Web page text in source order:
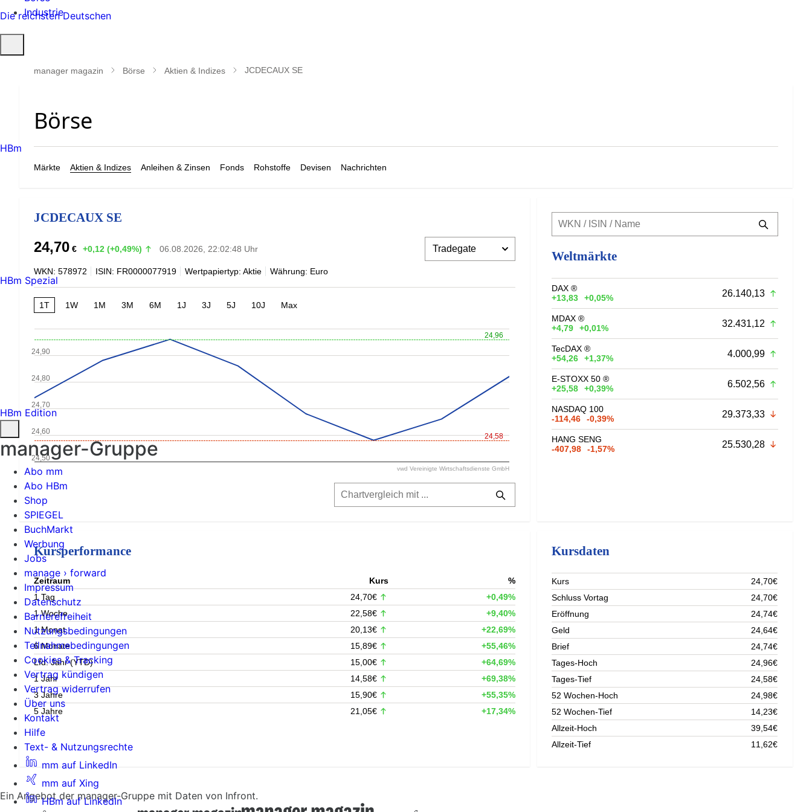
Industrie
öffnen
manager magazin Börse Aktien & Indizes JCDECAUX SE
Märkte Aktien & Indizes Anleihen & Zinsen Fonds Rohstoffe Devisen Nachrichten
JCDECAUX SE
24,70 € +0,12 (+0,49%) 06.08.2026, 22:02:48 Uhr
WKN: 578972 ISIN: FR0000077919 Wertpapiertyp: Aktie Währung: Euro
1T 1W 1M 3M 6M 1J 3J 5J 10J Max
24,96
24,58
24,60
24,80
24,50
24,70
24,90
vwd Vereinigte Wirtschaftsdienste GmbH
Weltmärkte
DAX ®
+13,83
+0,05% 26.140,13
MDAX ®
+4,79
+0,01% 32.431,12
TecDAX ®
+54,26
+1,37% 4.000,99
E-STOXX 50 ®
+25,58
+0,39% 6.502,56
NASDAQ 100
-114,46
-0,39% 29.373,33
HANG SENG
-407,98
-1,57% 25.530,28
Kursperformance
Zeitraum Kurs
%
1 Tag
24,70€
+0,49%
1 Woche
22,58€
+9,40%
1 Monat
20,13€
+22,69%
6 Monate
15,89€
+55,46%
Lfd. Jahr (YTD)
15,00€
+64,69%
1 Jahr
14,58€
+69,38%
3 Jahre
15,90€
+55,35%
5 Jahre
21,05€ +17,34%
Kursdaten
Kurs
24,70€
Schluss Vortag
24,70€
Eröffnung
24,74€
Geld
24,64€
Brief
24,74€
Tages-Hoch
24,96€
Tages-Tief
24,58€
52 Wochen-Hoch
24,98€
52 Wochen-Tief
14,23€
Allzeit-Hoch
39,54€
Allzeit-Tief
11,62€
Ein Angebot der manager-Gruppe mit Daten von Infront.
Die reichsten Deutschen
HBm
HBm Spezial
HBm Edition
manager-Gruppe
Abo mm
Abo HBm
Shop
SPIEGEL
BuchMarkt
Werbung
Jobs
manage › forward
Impressum
Datenschutz
Barrierefreiheit
Nutzungsbedingungen
Teilnahmebedingungen
Cookies & Tracking
Vertrag kündigen
Vertrag widerrufen
Über uns
Kontakt
Hilfe
Text- & Nutzungsrechte
mm auf LinkedIn
mm auf Xing
HBm auf LinkedIn